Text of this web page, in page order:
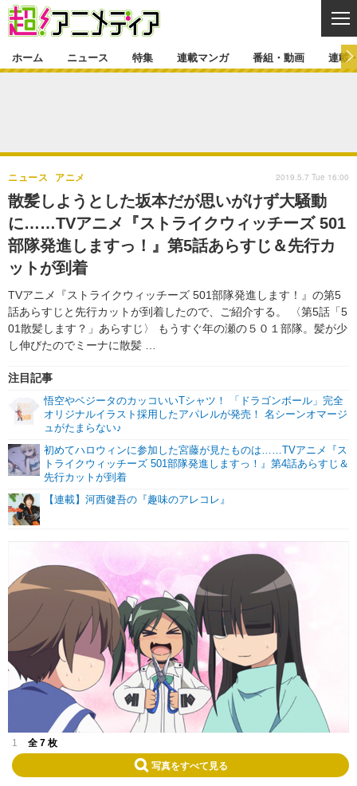
ゲーム・アプリ マンガ
グッズ イベント
声優 コスプレ
特集一覧 カバー
ラキりす
連載マンガ
連載一覧
番組・動画
番組・動画一覧 ラジオ
動画
連載・ブログ
連載・ブログ一覧 コラム
編集部ブログ・お知らせ
ホーム ニュース 特集 連載マンガ 番組・動画 連載
散髪しようとした坂本だが思いがけず大騒動
に……TVアニメ『ストライクウィッチーズ 501
部隊発進しますっ！』第5話あらすじ＆先行カ
ットが到着
TVアニメ『ストライクウィッチーズ 501部隊発進します！』の第5
話あらすじと先行カットが到着したので、ご紹介する。 〈第5話「5
01散髪します？」あらすじ〉 もうすぐ年の瀬の５０１部隊。髪が少
し伸びたのでミーナに散髪 …
ニュース アニメ
注目記事
悟空やベジータのカッコいいTシャツ！ 「ドラゴンボール」完全
オリジナルイラスト採用したアパレルが発売！ 名シーンオマージ
ュがたまらない♪
初めてハロウィンに参加した宮藤が見たものは……TVアニメ『ス
トライクウィッチーズ 501部隊発進しますっ！』第4話あらすじ＆
先行カットが到着
【連載】河西健吾の『趣味のアレコレ』
2019.5.7 Tue 16:00
1 全 7 枚
写真をすべて見る